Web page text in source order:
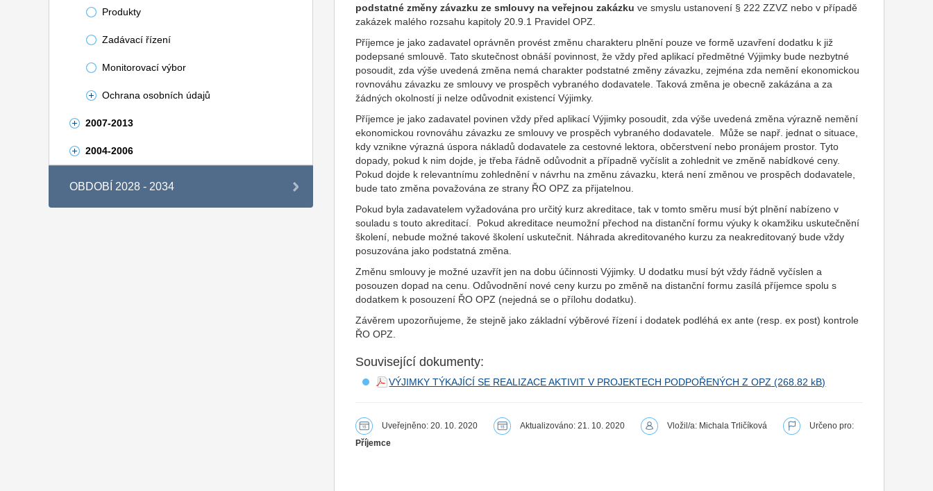
Produkty
Zadávací řízení
Monitorovací výbor
Ochrana osobních údajů
2007-2013
2004-2006
OBDOBÍ 2028 - 2034
podstatné změny závazku ze smlouvy na veřejnou zakázku ve smyslu ustanovení § 222 ZZVZ nebo v případě
zakázek malého rozsahu kapitoly 20.9.1 Pravidel OPZ.
Příjemce je jako zadavatel oprávněn provést změnu charakteru plnění pouze ve formě uzavření dodatku k již
podepsané smlouvě. Tato skutečnost obnáší povinnost, že vždy před aplikací předmětné Výjimky bude nezbytné
posoudit, zda výše uvedená změna nemá charakter podstatné změny závazku, zejména zda nemění ekonomickou
rovnováhu závazku ze smlouvy ve prospěch vybraného dodavatele. Taková změna je obecně zakázána a za
žádných okolností ji nelze odůvodnit existencí Výjimky.
Příjemce je jako zadavatel povinen vždy před aplikací Výjimky posoudit, zda výše uvedená změna výrazně nemění
ekonomickou rovnováhu závazku ze smlouvy ve prospěch vybraného dodavatele. Může se např. jednat o situace,
kdy vznikne výrazná úspora nákladů dodavatele za cestovné lektora, občerstvení nebo pronájem prostor. Tyto
dopady, pokud k nim dojde, je třeba řádně odůvodnit a případně vyčíslit a zohlednit ve změně nabídkové ceny.
Pokud dojde k relevantnímu zohlednění v návrhu na změnu závazku, která není změnou ve prospěch dodavatele,
bude tato změna považována ze strany ŘO OPZ za přijatelnou.
Pokud byla zadavatelem vyžadována pro určitý kurz akreditace, tak v tomto směru musí být plnění nabízeno v
souladu s touto akreditací. Pokud akreditace neumožní přechod na distanční formu výuky k okamžiku uskutečnění
školení, nebude možné takové školení uskutečnit. Náhrada akreditovaného kurzu za neakreditovaný bude vždy
posuzována jako podstatná změna.
Změnu smlouvy je možné uzavřít jen na dobu účinnosti Výjimky. U dodatku musí být vždy řádně vyčíslen a
posouzen dopad na cenu. Odůvodnění nové ceny kurzu po změně na distanční formu zasílá příjemce spolu s
dodatkem k posouzení ŘO OPZ (nejedná se o přílohu dodatku).
Závěrem upozorňujeme, že stejně jako základní výběrové řízení i dodatek podléhá ex ante (resp. ex post) kontrole
ŘO OPZ.
Související dokumenty:
VÝJIMKY TÝKAJÍCÍ SE REALIZACE AKTIVIT V PROJEKTECH PODPOŘENÝCH Z OPZ
Uveřejněno: 20. 10. 2020 Aktualizováno: 21. 10. 2020 Vložil/a: Michala Trličíková
Určeno pro:
Příjemce